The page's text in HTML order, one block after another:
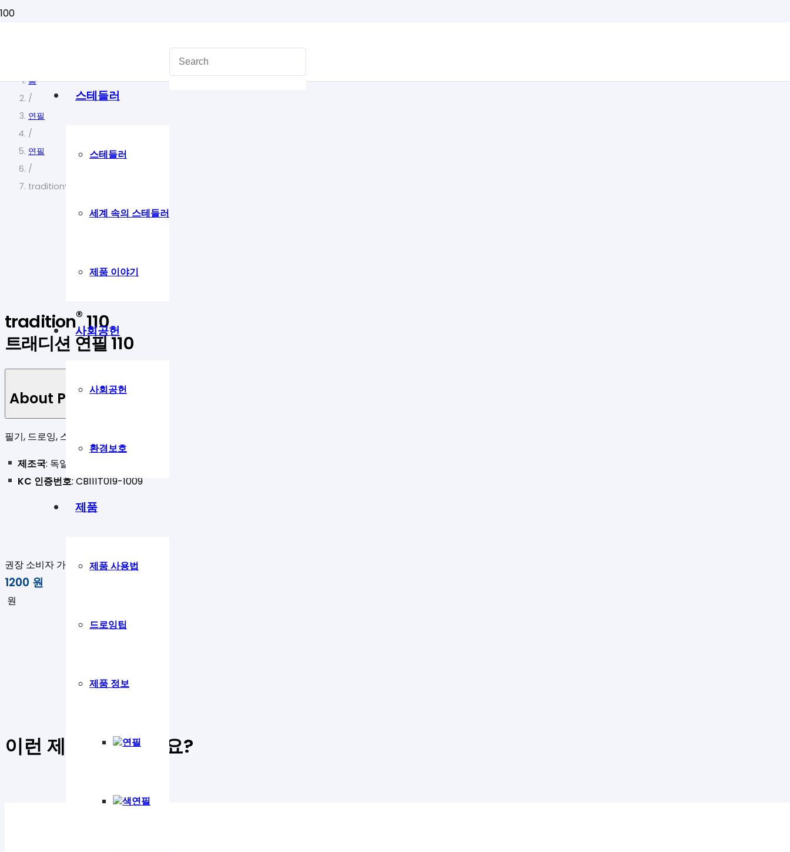
스테들러
스테들러
세계 속의 스테들러
제품 이야기
사회공헌
사회공헌
환경보호
제품
제품 사용법
드로잉팁
제품 정보
연필
색연필
홈
/
연필
/
연필
/
tradition® 110 트래디션 연필 110
tradition®110
트래디션 연필 110
About Product
필기, 드로잉, 스케치 목적의 고품질 연필
제조국: 독일
KC 인증번호: CB111T019-1009
권장 소비자 가격 :
1200 원
원
이런 제품은 어떠세요?